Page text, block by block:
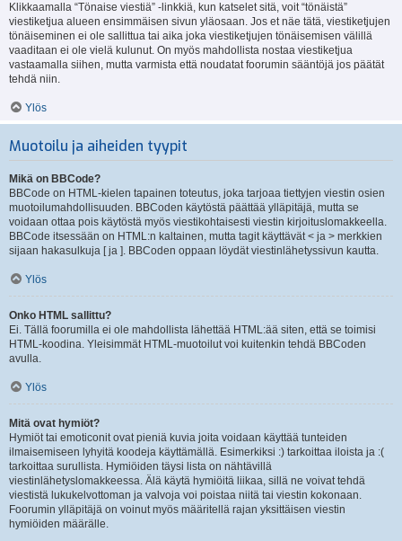
Klikkaamalla “Tönaise viestiä” -linkkiä, kun katselet sitä, voit “tönäistä”
viestiketjua alueen ensimmäisen sivun yläosaan. Jos et näe tätä, viestiketjujen
tönäiseminen ei ole sallittua tai aika joka viestiketjujen tönäisemisen välillä
vaaditaan ei ole vielä kulunut. On myös mahdollista nostaa viestiketjua
vastaamalla siihen, mutta varmista että noudatat foorumin sääntöjä jos päätät
tehdä niin.
Ylös
Muotoilu ja aiheiden tyypit
Mikä on BBCode?
BBCode on HTML-kielen tapainen toteutus, joka tarjoaa tiettyjen viestin osien
muotoilumahdollisuuden. BBCoden käytöstä päättää ylläpitäjä, mutta se
voidaan ottaa pois käytöstä myös viestikohtaisesti viestin kirjoituslomakkeella.
BBCode itsessään on HTML:n kaltainen, mutta tagit käyttävät < ja > merkkien
sijaan hakasulkuja [ ja ]. BBCoden oppaan löydät viestinlähetyssivun kautta.
Ylös
Onko HTML sallittu?
Ei. Tällä foorumilla ei ole mahdollista lähettää HTML:ää siten, että se toimisi
HTML-koodina. Yleisimmät HTML-muotoilut voi kuitenkin tehdä BBCoden
avulla.
Ylös
Mitä ovat hymiöt?
Hymiöt tai emoticonit ovat pieniä kuvia joita voidaan käyttää tunteiden
ilmaisemiseen lyhyitä koodeja käyttämällä. Esimerkiksi :) tarkoittaa iloista ja :(
tarkoittaa surullista. Hymiöiden täysi lista on nähtävillä
viestinlähetyslomakkeessa. Älä käytä hymiöitä liikaa, sillä ne voivat tehdä
viestistä lukukelvottoman ja valvoja voi poistaa niitä tai viestin kokonaan.
Foorumin ylläpitäjä on voinut myös määritellä rajan yksittäisen viestin
hymiöiden määrälle.